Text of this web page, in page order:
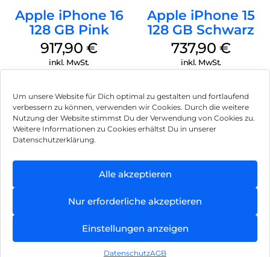
Um unsere Website für Dich optimal zu gestalten und fortlaufend
verbessern zu können, verwenden wir Cookies. Durch die weitere
Nutzung der Website stimmst Du der Verwendung von Cookies zu.
Weitere Informationen zu Cookies erhältst Du in unserer
Datenschutzerklärung.
Alle akzeptieren
Nur erforderliche akzeptieren
Einstellungen anzeigen
DatenschutzAGB
Apple iPhone 16
128 GB Pink
917,90€
inkl. MwSt.
Apple iPhone 15
128 GB Schwarz
737,90€
inkl. MwSt.
Impressum
Hinweis zur Batterieentsorgung
Newsletter
Können wir Dir behilflich sein?